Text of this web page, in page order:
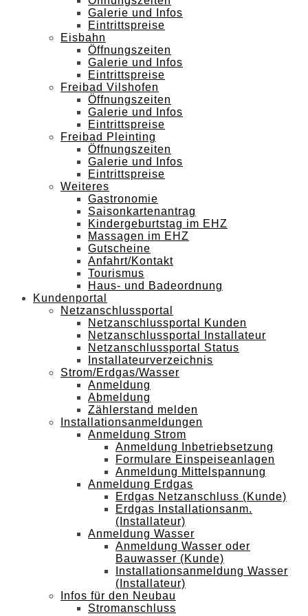
Galerie und Infos
Eintrittspreise
Eisbahn
Öffnungszeiten
Galerie und Infos
Eintrittspreise
Freibad Vilshofen
Öffnungszeiten
Galerie und Infos
Eintrittspreise
Freibad Pleinting
Öffnungszeiten
Galerie und Infos
Eintrittspreise
Weiteres
Gastronomie
Saisonkartenantrag
Kindergeburtstag im EHZ
Massagen im EHZ
Gutscheine
Anfahrt/Kontakt
Tourismus
Haus- und Badeordnung
Kundenportal
Netzanschlussportal
Netzanschlussportal Kunden
Netzanschlussportal Installateur
Netzanschlussportal Status
Installateurverzeichnis
Strom/Erdgas/Wasser
Anmeldung
Abmeldung
Zählerstand melden
Installationsanmeldungen
Anmeldung Strom
Anmeldung Inbetriebsetzung
Formulare Einspeiseanlagen
Anmeldung Mittelspannung
Anmeldung Erdgas
Erdgas Netzanschluss (Kunde)
Erdgas Installationsanm.
(Installateur)
Anmeldung Wasser
Anmeldung Wasser oder
Bauwasser (Kunde)
Installationsanmeldung Wasser
(Installateur)
Infos für den Neubau
Stromanschluss